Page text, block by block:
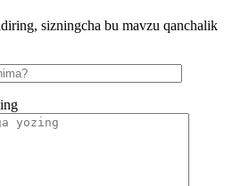
sizningcha bu mavzu qanchalik